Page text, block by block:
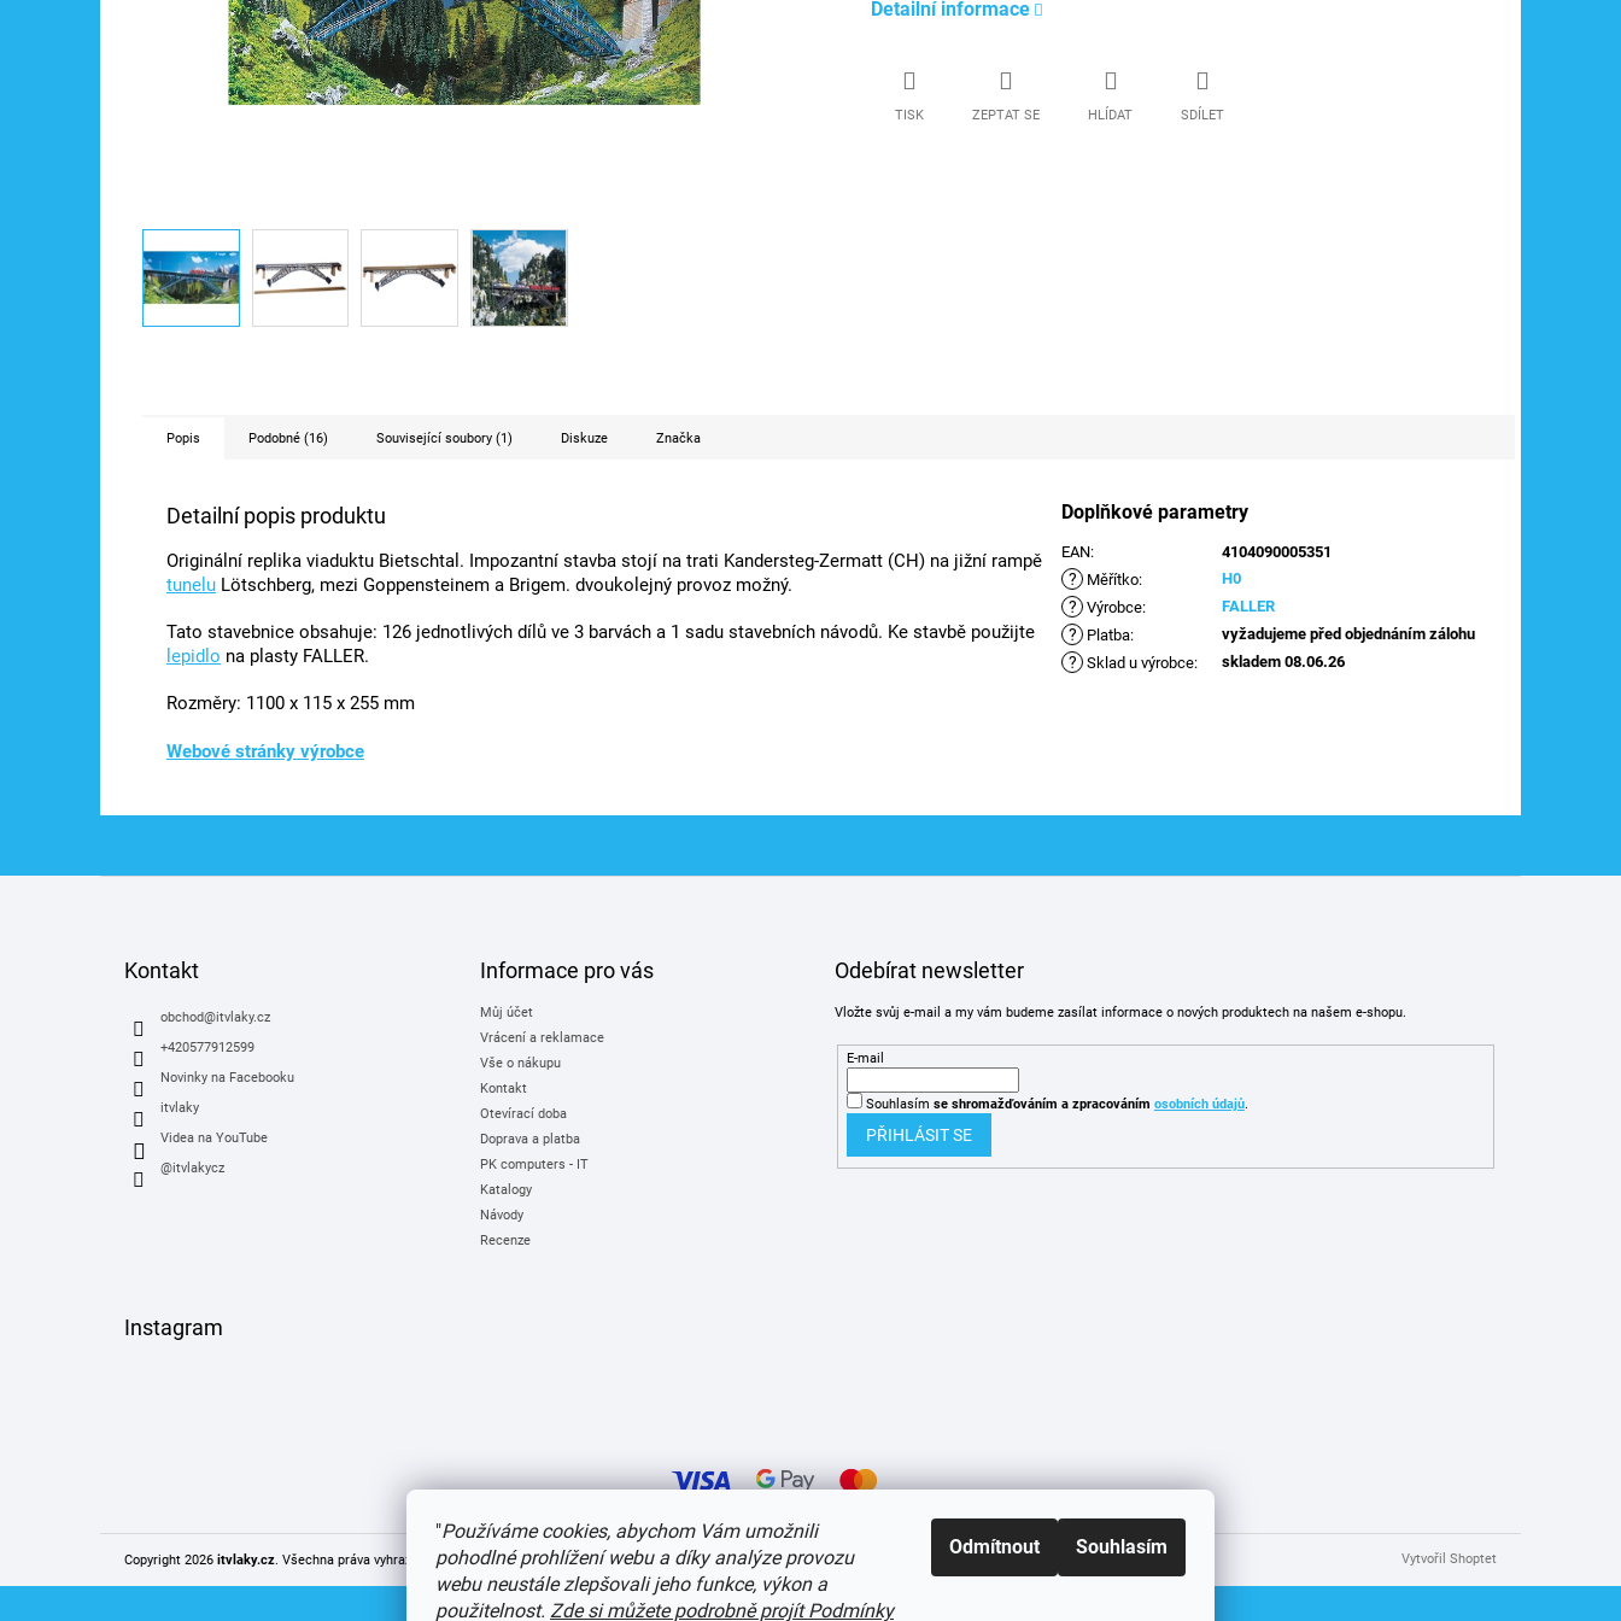
"Používáme cookies, abychom Vám umožnili
pohodlné prohlížení webu a díky analýze provozu
webu neustále zlepšovali jeho funkce, výkon a
použitelnost. Zde si můžete podrobně projít Podmínky
Odmítnout Souhlasím
Detailní informace
TISK ZEPTAT SE HLÍDAT SDÍLET
Popis Podobné (16) Související soubory (1) Diskuze Značka
Detailní popis produktu
Originální replika viaduktu Bietschtal. Impozantní stavba stojí na trati Kandersteg-Zermatt (CH) na jižní rampě
tunelu Lötschberg, mezi Goppensteinem a Brigem. dvoukolejný provoz možný.
Tato stavebnice obsahuje: 126 jednotlivých dílů ve 3 barvách a 1 sadu stavebních návodů. Ke stavbě použijte
lepidlo na plasty FALLER.
Rozměry: 1100 x 115 x 255 mm
Webové stránky výrobce
Doplňkové parametry
EAN: 4104090005351
? Měřítko: H0
? Výrobce: FALLER
? Platba: vyžadujeme před objednáním zálohu
? Sklad u výrobce: skladem 08.06.26
Kontakt
obchod@itvlaky.cz
+420577912599
Novinky na Facebooku
itvlaky
Videa na YouTube
@itvlakycz
Informace pro vás
Můj účet
Vrácení a reklamace
Vše o nákupu
Kontakt
Otevírací doba
Doprava a platba
PK computers - IT
Katalogy
Návody
Recenze
Odebírat newsletter
Vložte svůj e-mail a my vám budeme zasílat informace o nových produktech na našem e-shopu.
E-mail
Souhlasím se shromažďováním a zpracováním osobních údajů.
PŘIHLÁSIT SE
Instagram
Vytvořil Shoptet
Copyright 2026 itvlaky.cz . Všechna práva vyhrazena.Upravit nastavení cookies